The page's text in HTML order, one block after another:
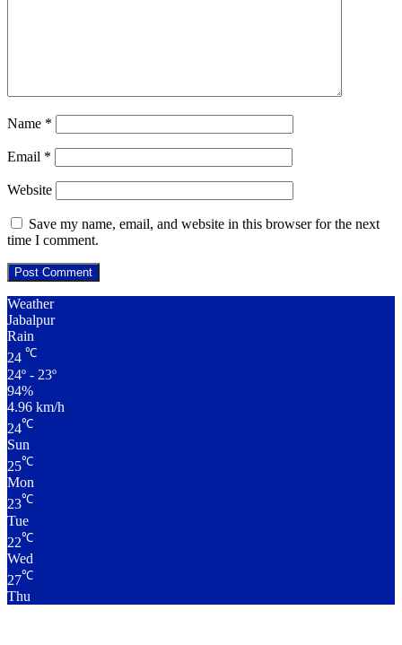
Name *
Email *
Website
Save my name, email, and website in this browser for the next
time I comment.
Weather
Jabalpur
Rain
24 ℃
24º - 23º
94%
4.96 km/h
24℃
Sun
25℃
Mon
23℃
Tue
22℃
Wed
27℃
Thu